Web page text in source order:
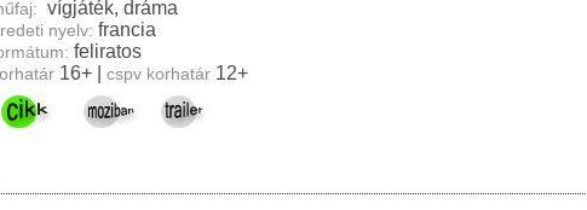
vígjáték, dráma
nyelv: francia
feliratos
16+ cspv korhatár 12+